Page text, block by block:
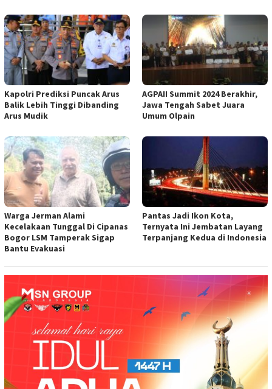
Kapolri Prediksi Puncak Arus
Balik Lebih Tinggi Dibanding
Arus Mudik
AGPAII Summit 2024 Berakhir,
Jawa Tengah Sabet Juara
Umum Olpain
Warga Jerman Alami
Kecelakaan Tunggal Di Cipanas
Bogor LSM Tamperak Sigap
Bantu Evakuasi
Pantas Jadi Ikon Kota,
Ternyata Ini Jembatan Layang
Terpanjang Kedua di Indonesia